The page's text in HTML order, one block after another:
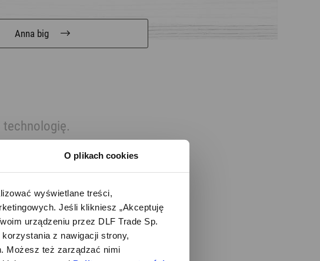
O plikach cookies
wyświetlane treści,
Jeśli klikniesz „Akceptuję
urządzeniu przez DLF Trade Sp.
z nawigacji strony,
Możesz też zarządzać nimi
Anna big
technologię.